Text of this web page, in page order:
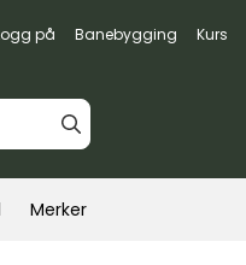
på Banebygging Kurs
Merker